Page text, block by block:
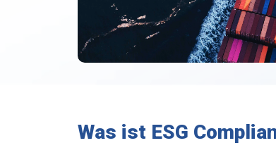
Was ist ESG